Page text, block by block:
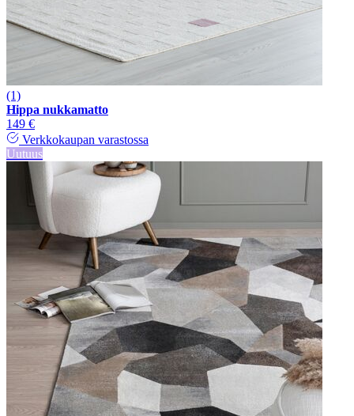
(1)
Hippa nukkamatto
149 €
Verkkokaupan varastossa
Uutuus